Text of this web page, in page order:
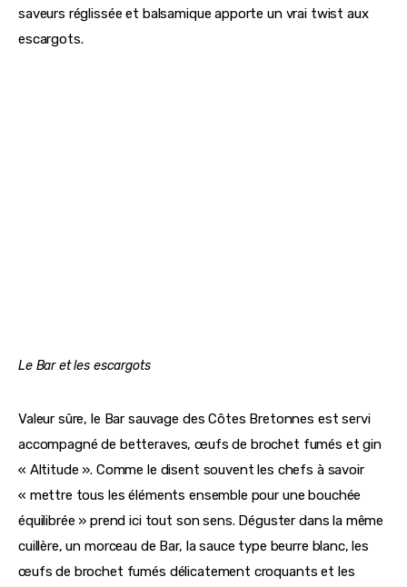
saveurs réglissée et balsamique apporte un vrai twist aux
escargots.
Le Bar et les escargots
Valeur sûre, le Bar sauvage des Côtes Bretonnes est servi
accompagné de betteraves, œufs de brochet fumés et gin
« Altitude ». Comme le disent souvent les chefs à savoir
« mettre tous les éléments ensemble pour une bouchée
équilibrée » prend ici tout son sens. Déguster dans la même
cuillère, un morceau de Bar, la sauce type beurre blanc, les
œufs de brochet fumés délicatement croquants et les